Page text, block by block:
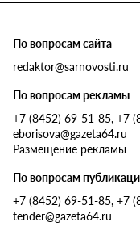
По вопросам сайта
redaktor@sarnovosti.ru
По вопросам рекламы
+7 (8452) 69-51-85, +7
eborisova@gazeta64.ru
Размещение рекламы
По вопросам
+7 (8452) 69-51-85, +7
tender@gazeta64.ru